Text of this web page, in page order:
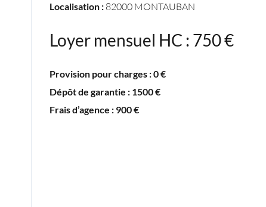
Localisation : 82000 MONTAUBAN
Loyer mensuel HC : 750 €
Provision pour charges : 0 €
Dépôt de garantie : 1500 €
Frais d’agence : 900 €